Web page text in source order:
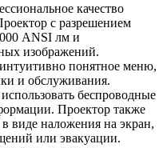
качество
с разрешением
ANSI лм и
изображений.
понятное меню,
и обслуживания.
беспроводные
Проектор также
виде наложения на экран,
или эвакуации.